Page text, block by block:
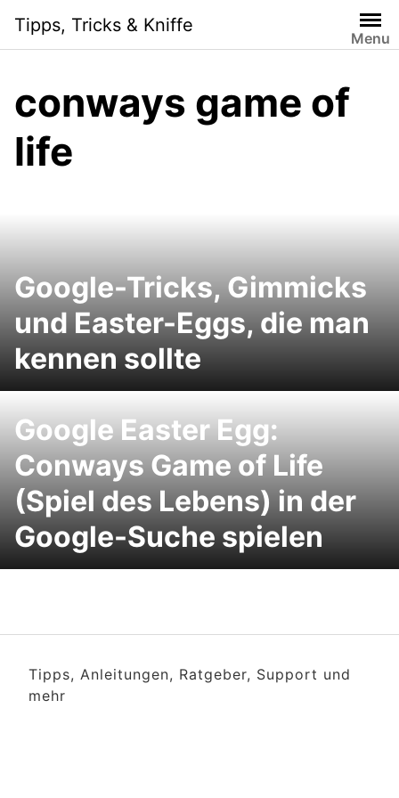
content
Tipps, Tricks & Kniffe
Menu
conways game of
life
Google-Tricks, Gimmicks
und Easter-Eggs, die man
kennen sollte
Google Easter Egg:
Conways Game of Life
(Spiel des Lebens) in der
Google-Suche spielen
Tipps, Anleitungen, Ratgeber, Support und
mehr